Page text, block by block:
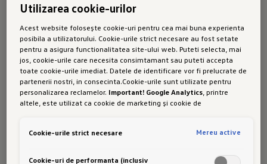
link-uri/Link agreement
Site-ul acesta este creat şi administrat de o
societate a Concernului Porsche ("Porsche") şi
este compus din Homepage (prima
pagină/Acasă) şi toate celelalte pagini web
realizarea de link-uri, corecte din punct de
Utilizarea cookie-urilor
Acest website folosește cookie-uri pentru cea mai buna experienta
posibila a utilizatorului. Cookie-urile strict necesare au fost setate
pentru a asigura functionalitatea site-ului web. Puteti selecta, mai
jos, cookie-urile care necesita consimtamant sau puteti accepta
toate cookie-urile imediat. Datele de identificare vor fi prelucrate de
partenerii nostri, in consecinta.Cookie-urile sunt utilizate pentru
personalizarea reclamelor. Important! Google Analytics, printre
altele, este utilizat ca cookie de marketing și cookie de
protectie a datelor decat Uniunea Europeana. Prin urmare, nu poate
date datorita legislatiei actuale. Ca urmare, interferenta cu
Cookie-urile strict necesare Mereu active
Cookie-uri de performanta (inclusiv